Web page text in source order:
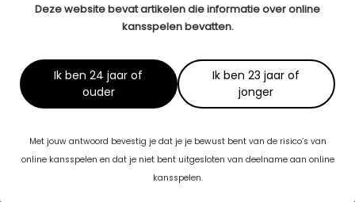
Deze website bevat artikelen die informatie over online
kansspelen bevatten.
Ik ben 24 jaar of
ouder
Ik ben 23 jaar of
jonger
Met jouw antwoord bevestig je dat je je bewust bent van de risico’s van
online kansspelen en dat je niet bent uitgesloten van deelname aan online
kansspelen.
vervaagt de make-up na een aantal jaren weer.
Deel dit artikel
Beauty By Hilly
www.beautybyhilly.nl